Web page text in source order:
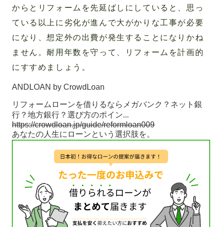
からとリフォームを先延ばしにしていると、思っ
ている以上に劣化が進んで大がかりな工事が必要
になり、想定外の出費が発生することになりかね
ません。耐用年数を守って、リフォームを計画的
にすすめましょう。
ANDLOAN by CrowdLoan
リフォームローンを借りるならメガバンク？ネット銀
行？地方銀行？選び方のポイン...
https://crowdloan.jp/guide/reformloan009
あなたの人生にローンという選択肢を。